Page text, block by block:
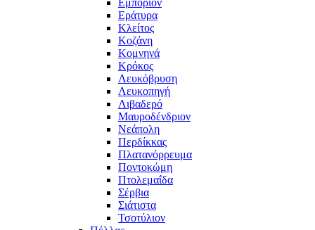
Εράτυρα
Κλείτος
Κοζάνη
Κομνηνά
Κρόκος
Λευκόβρυση
Λευκοπηγή
Λιβαδερό
Μαυροδένδριον
Νεάπολη
Περδίκκας
Πλατανόρρευμα
Ποντοκώμη
Πτολεμαΐδα
Σέρβια
Σιάτιστα
Τσοτύλιον